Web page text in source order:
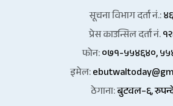
सूचना विभाग दर्ता नं.:
प्रेस काउन्सिल दर्ता नं.
फोन:०७१-५५४६४०,
इमेल:
ठेगाना:बुटवल–६,